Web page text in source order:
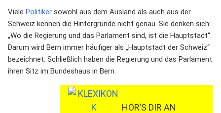
Viele Politiker sowohl aus dem Ausland als auch aus der
Schweiz kennen die Hintergründe nicht genau. Sie denken sich:
„Wo die Regierung und das Parlament sind, ist die Hauptstadt“.
Darum wird Bern immer häufiger als „Hauptstadt der Schweiz“
bezeichnet. Schließlich haben die Regierung und das Parlament
ihren Sitz im Bundeshaus in Bern.
HÖR’S DIR AN